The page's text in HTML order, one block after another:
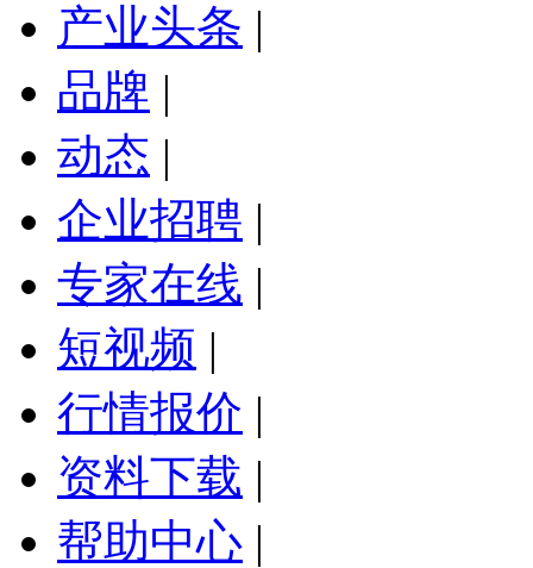
产业头条 |
品牌 |
动态 |
企业招聘 |
专家在线 |
短视频 |
行情报价 |
资料下载 |
帮助中心 |